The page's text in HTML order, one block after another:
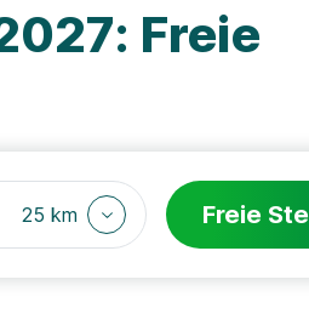
Freie
25 km Freie